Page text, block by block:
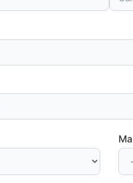
et les repères